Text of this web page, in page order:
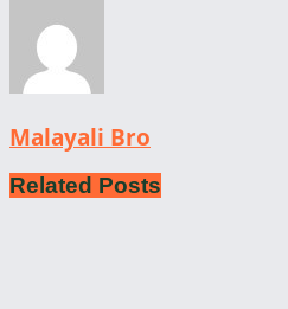
Malayali Bro
Related Posts